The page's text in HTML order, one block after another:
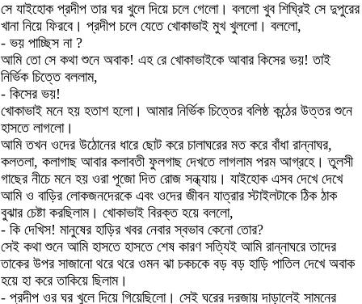
সে যাইহোক প্রদীপ তার ঘর খুলে দিয়ে চলে গেলো। বললো খুব শিঘ্রিই সে দুপুরের
খানা নিয়ে ফিরবে। প্রদীপ চলে যেতে খোকাভাই মুখ খুললো। বললো,
- ভয় পাচ্ছিস না ?
আমি তো সে কথা শুনে অবাক! এহ রে খোকাভাইকে আবার কিসের ভয়! তাই
নির্ভিক চিত্তে বললাম,
- কিসের ভয়!
খোকাভাই মনে হয় হতাশ হলো। আমার নির্ভিক চিত্তের বলিষ্ঠ কন্ঠের উত্তর শুনে
হাসতে লাগলো।
আমি তখন ওদের উঠোনের ধারে ছোট করে চালাঘরের মত করে বাঁধা রান্নাঘর,
কলতলা, কলাগাছ আবার কলাবতী ফুলগাছ দেখতে লাগলাম পরম আগ্রহে। তুলসী
গাছের নীচে মনে হয় ওরা পূজো দিত রোজ সন্ধ্যায়। যাইহোক এসব দেখে দেখে
আমি ও বাড়ির লোকজনদেরকে এবং ওদের জীবন যাত্রার স্টাইলটাকে ঠিক ঠাক
বুঝার চেষ্টা করছিলাম। খোকাভাই বিরক্ত হয়ে বললো,
- কি দেখিস! মানুষের হাড়ির খবর নেবার স্বভাব কেনো তোর?
সেই কথা শুনে আমি হাসতে হাসতে শেষ কারণ সত্যিই আমি রান্নাঘরে তাদের
তাকের উপর সাজানো থরে থরে ওমন ঝা চকচকে বড় বড় হাড়ি পাতিল দেখে অবাক
হয়ে হা করে তাকিয়ে ছিলাম।
- প্রদীপ ওর ঘর খুলে দিয়ে গিয়েছিলো। সেই ঘরের দরজায় দাড়ালেই সামনের